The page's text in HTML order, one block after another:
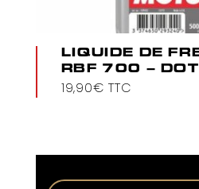
LIQUIDE DE
RBF 700 –
19,90€ TTC